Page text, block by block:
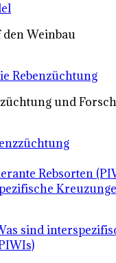
Weinbau
Rebenzüchtung
und
Rebsorten
sind